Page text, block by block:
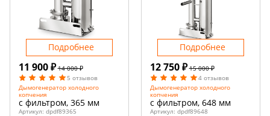
11 900 ₽ 14 000 ₽
5 отзывов
Дымогенератор холодного
копчения
с фильтром, 365 мм
Артикул: dpdf89365
Подробнее
12 750 ₽ 15 000 ₽
4 отзывов
Дымогенератор холодного
копчения
с фильтром, 648 мм
Артикул: dpdf89648
Подробнее